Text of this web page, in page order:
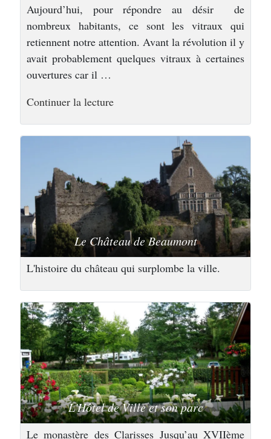
Aujourd’hui, pour répondre au désir de
nombreux habitants, ce sont les vitraux qui
retiennent notre attention. Avant la révolution il y
avait probablement quelques vitraux à certaines
ouvertures car il …
Continuer la lecturede
ville
Le Château de Beaumont
L'histoire du château qui surplombe la ville.
L'Hôtel de Ville et son parc
Le monastère des Clarisses Jusqu’au XVIIème